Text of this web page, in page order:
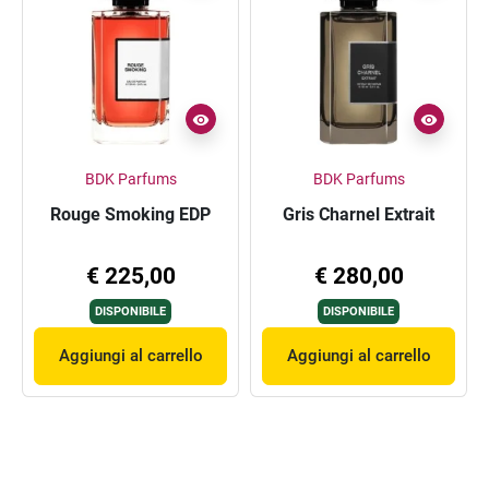
BDK Parfums
Rouge Smoking EDP
€ 225,00
DISPONIBILE
Aggiungi al carrello
BDK Parfums
Gris Charnel Extrait
€ 280,00
DISPONIBILE
Aggiungi al carrello